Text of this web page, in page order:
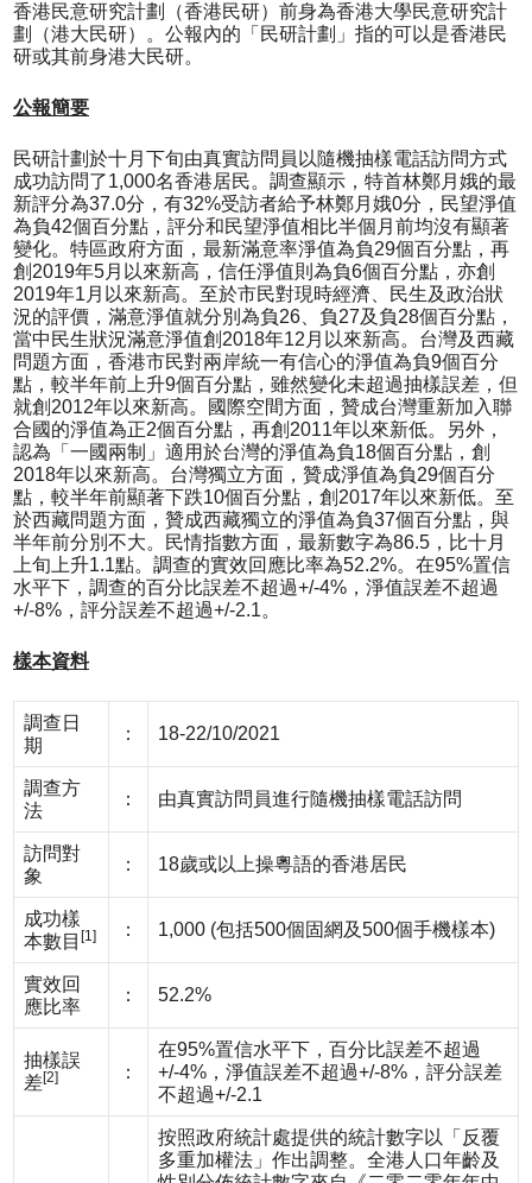
香港民意研究計劃（香港民研）前身為香港大學民意研究計
劃（港大民研）。公報內的「民研計劃」指的可以是香港民
研或其前身港大民研。
公報簡要
民研計劃於十月下旬由真實訪問員以隨機抽樣電話訪問方式
成功訪問了1,000名香港居民。調查顯示，特首林鄭月娥的最
新評分為37.0分，有32%受訪者給予林鄭月娥0分，民望淨值
為負42個百分點，評分和民望淨值相比半個月前均沒有顯著
變化。特區政府方面，最新滿意率淨值為負29個百分點，再
創2019年5月以來新高，信任淨值則為負6個百分點，亦創
2019年1月以來新高。至於市民對現時經濟、民生及政治狀
況的評價，滿意淨值就分別為負26、負27及負28個百分點，
當中民生狀況滿意淨值創2018年12月以來新高。台灣及西藏
問題方面，香港市民對兩岸統一有信心的淨值為負9個百分
點，較半年前上升9個百分點，雖然變化未超過抽樣誤差，但
就創2012年以來新高。國際空間方面，贊成台灣重新加入聯
合國的淨值為正2個百分點，再創2011年以來新低。另外，
認為「一國兩制」適用於台灣的淨值為負18個百分點，創
2018年以來新高。台灣獨立方面，贊成淨值為負29個百分
點，較半年前顯著下跌10個百分點，創2017年以來新低。至
於西藏問題方面，贊成西藏獨立的淨值為負37個百分點，與
半年前分別不大。民情指數方面，最新數字為86.5，比十月
上旬上升1.1點。調查的實效回應比率為52.2%。在95%置信
水平下，調查的百分比誤差不超過+/-4%，淨值誤差不超過
+/-8%，評分誤差不超過+/-2.1。
樣本資料
調查日
期
： 18-22/10/2021
調查方
法
： 由真實訪問員進行隨機抽樣電話訪問
訪問對
象
： 18歲或以上操粵語的香港居民
成功樣
本數目 [1] ： 1,000 (包括500個固網及500個手機樣本)
實效回
應比率
： 52.2%
抽樣誤
差[2] ：
在95%置信水平下，百分比誤差不超過
+/-4%，淨值誤差不超過+/-8%，評分誤差
不超過+/-2.1
按照政府統計處提供的統計數字以「反覆
多重加權法」作出調整。全港人口年齡及